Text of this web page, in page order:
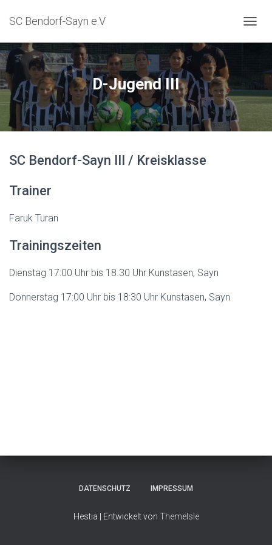
SC Bendorf-Sayn e.V
D-Jugend III
SC Bendorf-Sayn III / Kreisklasse
Trainer
Faruk Turan
Trainingszeiten
Dienstag 17:00 Uhr bis 18.30 Uhr Kunstasen, Sayn
Donnerstag 17:00 Uhr bis 18:30 Uhr Kunstasen, Sayn
DATENSCHUTZ IMPRESSUM
Hestia | Entwickelt von ThemeIsle